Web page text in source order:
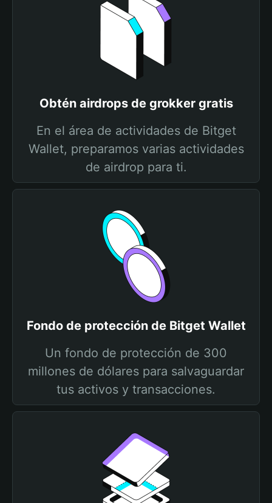
Obtén airdrops de grokker gratis
En el área de actividades de Bitget
Wallet, preparamos varias actividades
de airdrop para ti.
Fondo de protección de Bitget Wallet
Un fondo de protección de 300
millones de dólares para salvaguardar
tus activos y transacciones.